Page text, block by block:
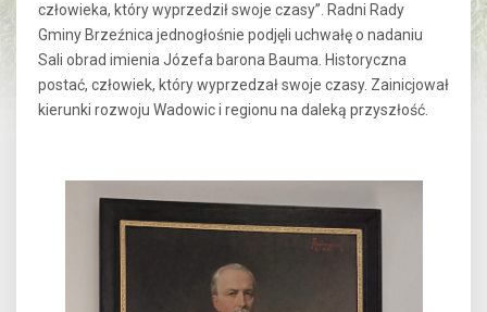
człowieka, który wyprzedził swoje czasy”. Radni Rady
Gminy Brzeźnica jednogłośnie podjęli uchwałę o nadaniu
Sali obrad imienia Józefa barona Bauma. Historyczna
postać, człowiek, który wyprzedzał swoje czasy. Zainicjował
kierunki rozwoju Wadowic i regionu na daleką przyszłość.